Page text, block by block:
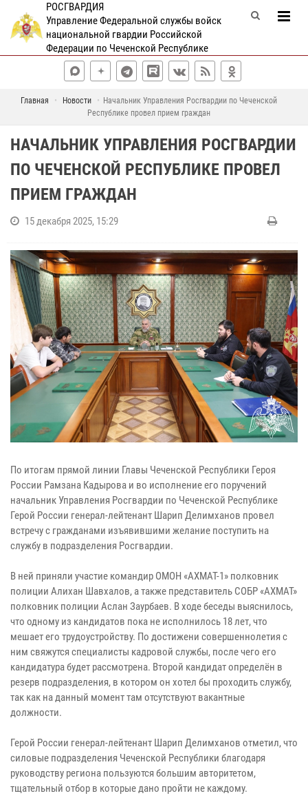
РОСГВАРДИЯ
Управление Федеральной службы войск
национальной гвардии Российской
Федерации по Чеченской Республике
Главная Новости
Начальник Управления Росгвардии по Чеченской
Республике провел прием граждан
НАЧАЛЬНИК УПРАВЛЕНИЯ РОСГВАРДИИ
ПО ЧЕЧЕНСКОЙ РЕСПУБЛИКЕ ПРОВЕЛ
ПРИЕМ ГРАЖДАН
15 декабря 2025, 15:29
По итогам прямой линии Главы Чеченской Республики Героя
России Рамзана Кадырова и во исполнение его поручений
начальник Управления Росгвардии по Чеченской Республике
Герой России генерал-лейтенант Шарип Делимханов провел
встречу с гражданами изъявившими желание поступить на
службу в подразделения Росгвардии.
В ней приняли участие командир ОМОН «АХМАТ-1» полковник
полиции Алихан Шавхалов, а также представитель СОБР «АХМАТ»
полковник полиции Аслан Заурбаев. В ходе беседы выяснилось,
что одному из кандидатов пока не исполнилось 18 лет, что
мешает его трудоустройству. По достижени совершеннолетия с
ним свяжутся специалисты кадровой службы, после чего его
кандидатура будет рассмотрена. Второй кандидат определён в
резерв подразделения, в котором он хотел бы проходить службу,
так как на данный момент там отсутствуют вакантные
должности.
Герой России генерал-лейтенант Шарип Делимханов отметил, что
силовые подразделения Чеченской Республики благодаря
руководству региона пользуются большим авторитетом,
тщательный отбор в которые дано пройти не каждому.